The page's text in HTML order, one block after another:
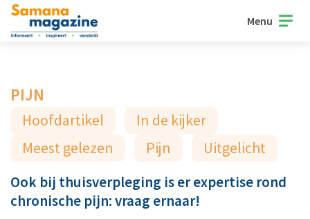
Menu
PIJN
Hoofdartikel
In de kijker
Meest gelezen
Pijn Uitgelicht
Ook bij thuisverpleging is er expertise rond
chronische pijn: vraag ernaar!